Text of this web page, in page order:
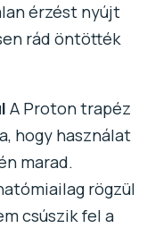
érzést nyújt
rád öntötték
A Proton trapéz
hogy használat
marad.
rögzül
csúszik fel a